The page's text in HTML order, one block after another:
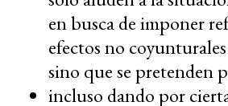
en busca de imponer
efectos no
sino que se pretenden
incluso dando por